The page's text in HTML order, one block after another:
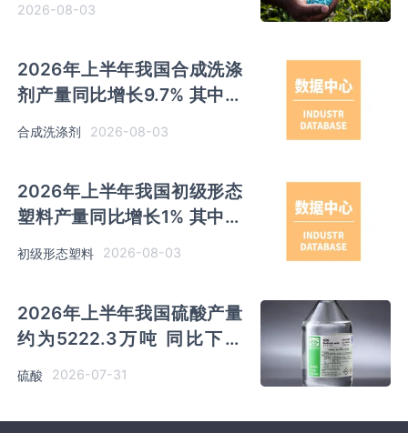
2026-08-03
2026年上半年我国合成洗涤
剂产量同比增长9.7% 其中广
东以超百万吨产量排名第一
合成洗涤剂 2026-08-03
2026年上半年我国初级形态
塑料产量同比增长1% 其中浙
江、山东产量分别占比
12.17%、12.06%
初级形态塑料 2026-08-03
2026年上半年我国硫酸产量
约为5222.3万吨 同比下降
排名第一
硫酸 2026-07-31